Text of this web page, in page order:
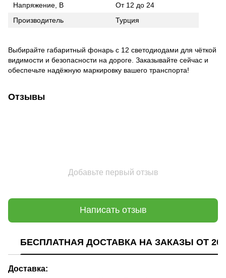
Напряжение, В
От 12 до 24
Производитель
Турция
Выбирайте габаритный фонарь с 12 светодиодами для чёткой
видимости и безопасности на дороге. Заказывайте сейчас и
обеспечьте надёжную маркировку вашего транспорта!
Отзывы
Добавьте первый отзыв
Написать отзыв
БЕСПЛАТНАЯ ДОСТАВКА НА ЗАКАЗЫ ОТ
Доставка: